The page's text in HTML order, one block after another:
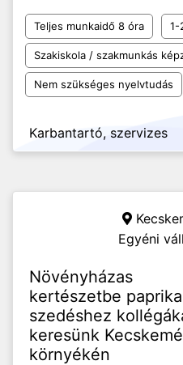
Teljes munkaidő 8 óra 1-
Szakiskola / szakmunkás
Nem szükséges nyelvtudás
Karbantartó, szervizes
Egyéni
Növényházas
kertészetbe paprika
szedéshez
keresünk
környékén